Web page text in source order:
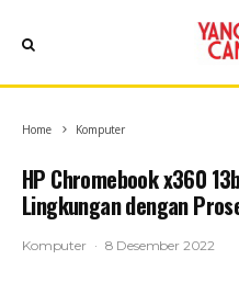
Home Komputer
HP Chromebook x360
Lingkungan dengan
Komputer · 8 Desember 2022